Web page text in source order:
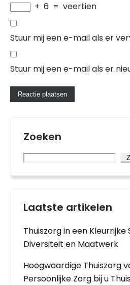
+ 6 = veertien
Stuur mij een e-mail als er
Stuur mij een e-mail als er
Zoeken
Laatste artikelen
Thuiszorg in een Kleurrijke
Diversiteit en Maatwerk
Hoogwaardige Thuiszorg
Persoonlijke Zorg bij u